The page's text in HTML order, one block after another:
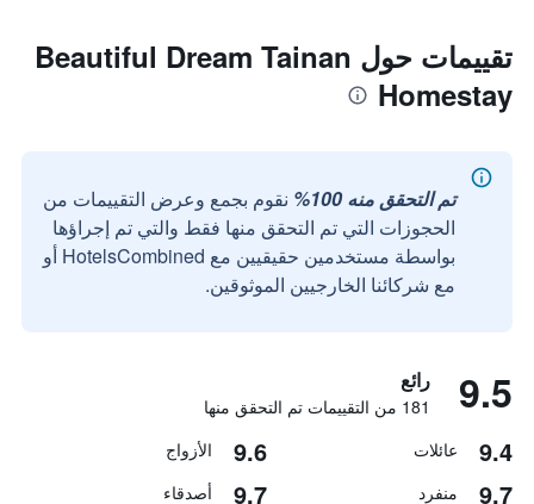
تقييمات حول Beautiful Dream Tainan
Homestay
تم التحقق منه 100%
نقوم بجمع وعرض التقييمات من
الحجوزات التي تم التحقق منها فقط والتي تم إجراؤها
بواسطة مستخدمين حقيقيين مع HotelsCombined أو
مع شركائنا الخارجيين الموثوقين.
9.5 رائع
181 من التقييمات تم التحقق منها
9.4 عائلات 9.6 الأزواج
9.7 منفرد 9.7 أصدقاء